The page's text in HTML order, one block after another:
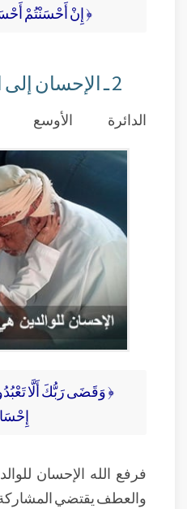
﴿ إِنْ أَحْسَنْتُمْ
2 ـ الإحسان إلى الوالدين :
الدائرة الأوسع
﴿ وَقَضَى رَبُّكَ أَلَّا
فرفع الله الإحسان
والعطف يقتضي